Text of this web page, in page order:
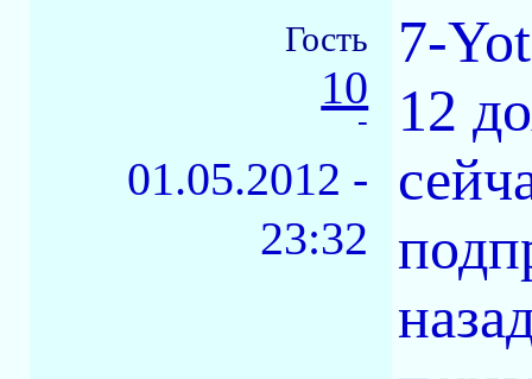
Гость
10
-
01.05.2012 -
23:32
7-
12